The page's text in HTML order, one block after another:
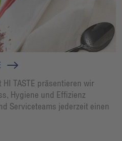
TASTE präsentieren wir
Hygiene und Effizienz
Serviceteams jederzeit einen